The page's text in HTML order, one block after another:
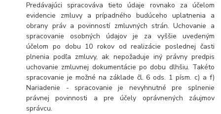
Predávajúci spracováva tieto údaje rovnako za účelom
evidencie zmluvy a prípadného budúceho uplatnenia a
obrany práv a povinností zmluvných strán. Uchovanie a
spracovanie osobných údajov je za vyššie uvedeným
účelom po dobu 10 rokov od realizácie poslednej časti
plnenia podľa zmluvy, ak nepožaduje iný právny predpis
uchovanie zmluvnej dokumentácie po dobu dlhšiu. Takéto
spracovanie je možné na základe čl. 6 ods. 1 písm. c) a f)
Nariadenie - spracovanie je nevyhnutné pre splnenie
právnej povinnosti a pre účely oprávnených záujmov
správcu.